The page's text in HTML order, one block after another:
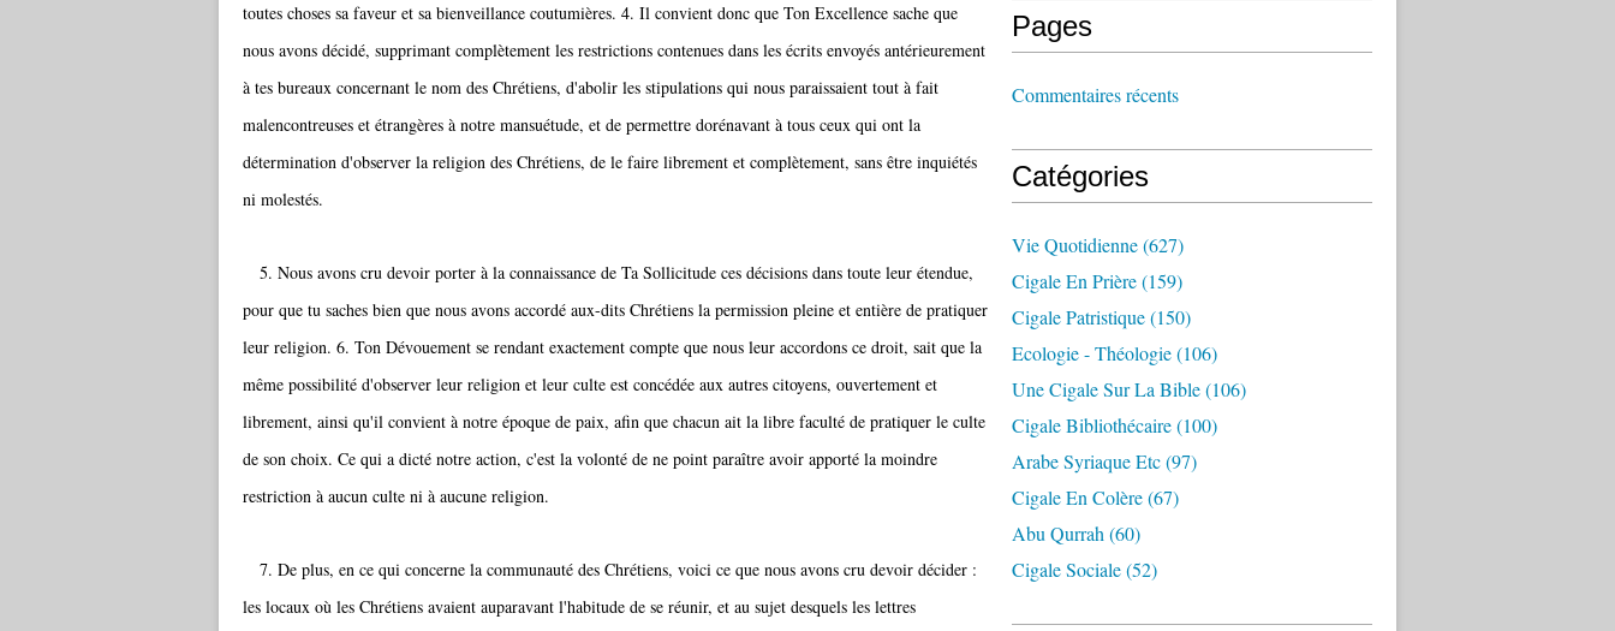
toutes choses sa faveur et sa bienveillance coutumières. 4. Il convient donc que Ton Excellence sache que
nous avons décidé, supprimant complètement les restrictions contenues dans les écrits envoyés antérieurement
à tes bureaux concernant le nom des Chrétiens, d'abolir les stipulations qui nous paraissaient tout à fait
malencontreuses et étrangères à notre mansuétude, et de permettre dorénavant à tous ceux qui ont la
détermination d'observer la religion des Chrétiens, de le faire librement et complètement, sans être inquiétés
ni molestés.
5. Nous avons cru devoir porter à la connaissance de Ta Sollicitude ces décisions dans toute leur étendue,
pour que tu saches bien que nous avons accordé aux-dits Chrétiens la permission pleine et entière de pratiquer
leur religion. 6. Ton Dévouement se rendant exactement compte que nous leur accordons ce droit, sait que la
même possibilité d'observer leur religion et leur culte est concédée aux autres citoyens, ouvertement et
librement, ainsi qu'il convient à notre époque de paix, afin que chacun ait la libre faculté de pratiquer le culte
de son choix. Ce qui a dicté notre action, c'est la volonté de ne point paraître avoir apporté la moindre
restriction à aucun culte ni à aucune religion.
7. De plus, en ce qui concerne la communauté des Chrétiens, voici ce que nous avons cru devoir décider :
les locaux où les Chrétiens avaient auparavant l'habitude de se réunir, et au sujet desquels les lettres
Pages
Commentaires récents
Catégories
Vie Quotidienne(627)
Cigale En Prière(159)
Cigale Patristique(150)
Ecologie - Théologie(106)
Une Cigale Sur La Bible(106)
Cigale Bibliothécaire(100)
Arabe Syriaque Etc(97)
Cigale En Colère(67)
Abu Qurrah (60)
Cigale Sociale(52)